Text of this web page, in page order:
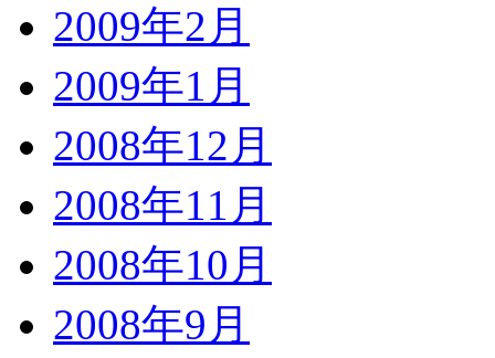
2009年2月
2009年1月
2008年12月
2008年11月
2008年10月
2008年9月